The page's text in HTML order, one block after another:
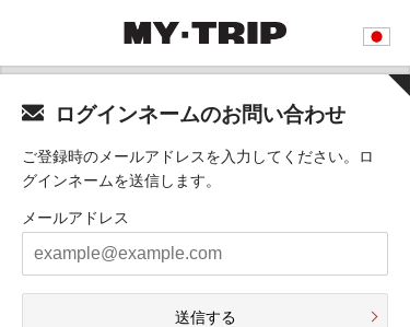
ログインネームのお問い合わせ
ご登録時のメールアドレスを入力してください。ロ
グインネームを送信します。
メールアドレス
送信する